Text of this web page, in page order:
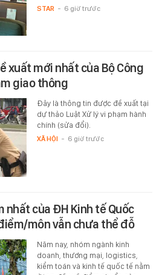
STAR - 6 giờ trước
xuất mới nhất của Bộ Công
giao thông
Đây là thông tin được đề xuất tại
dự thảo Luật Xử lý vi phạm hành
chính (sửa đổi).
XÃ HỘI - 6 giờ trước
nhất của ĐH Kinh tế Quốc
môn vẫn chưa thể đỗ
Năm nay, nhóm ngành kinh
doanh, thương mại, logistics,
kiểm toán và kinh tế quốc tế nằm